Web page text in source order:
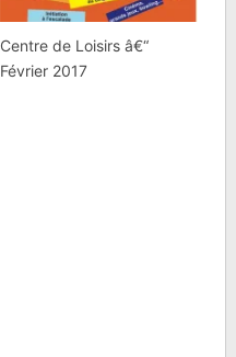
Centre de Loisirs â€“
Février 2017